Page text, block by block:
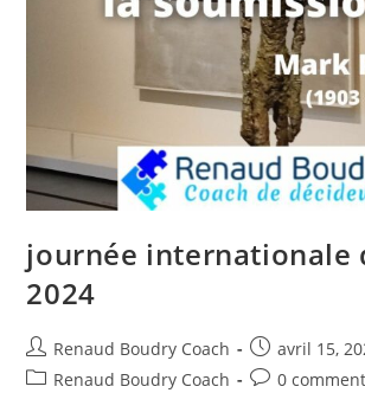
journée internationale
2024
Renaud Boudry Coach
avril 15,
Renaud Boudry Coach
0